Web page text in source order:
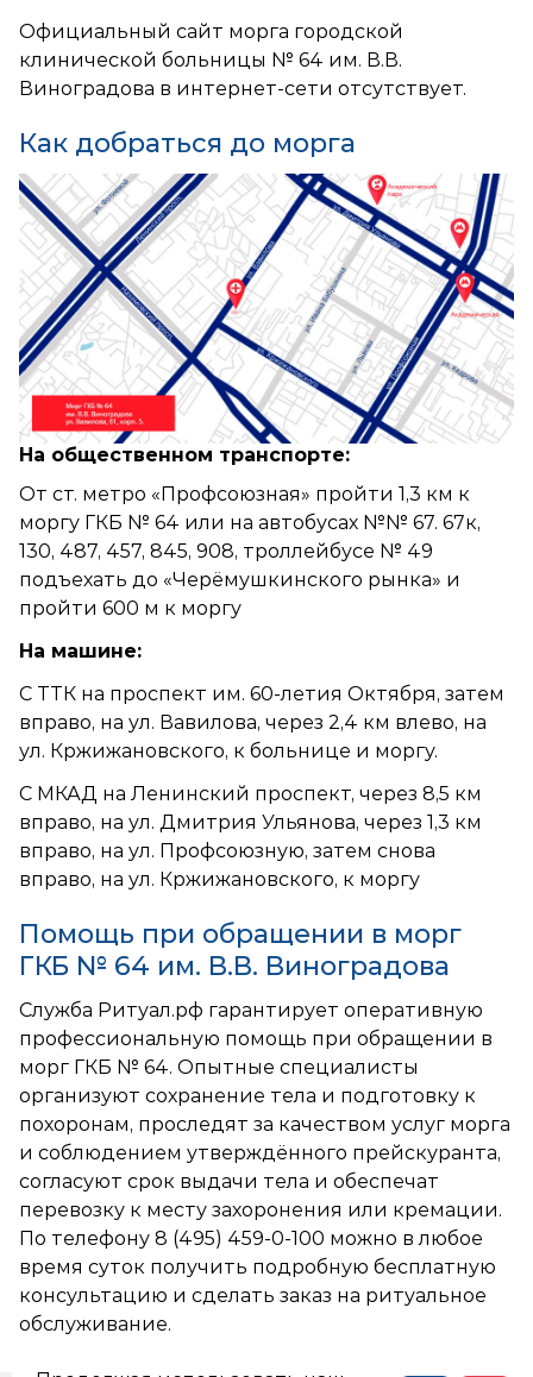
Официальный сайт морга городской
клинической больницы № 64 им. В.В.
Виноградова в интернет-сети отсутствует.
Как добраться до морга
На общественном транспорте:
От ст. метро «Профсоюзная» пройти 1,3 км к
моргу ГКБ № 64 или на автобусах №№ 67. 67к,
130, 487, 457, 845, 908, троллейбусе № 49
подъехать до «Черёмушкинского рынка» и
пройти 600 м к моргу
На машине:
С ТТК на проспект им. 60-летия Октября, затем
вправо, на ул. Вавилова, через 2,4 км влево, на
ул. Кржижановского, к больнице и моргу.
С МКАД на Ленинский проспект, через 8,5 км
вправо, на ул. Дмитрия Ульянова, через 1,3 км
вправо, на ул. Профсоюзную, затем снова
вправо, на ул. Кржижановского, к моргу
Помощь при обращении в морг
ГКБ № 64 им. В.В. Виноградова
Служба Ритуал.рф гарантирует оперативную
профессиональную помощь при обращении в
морг ГКБ № 64. Опытные специалисты
организуют сохранение тела и подготовку к
похоронам, проследят за качеством услуг морга
и соблюдением утверждённого прейскуранта,
согласуют срок выдачи тела и обеспечат
перевозку к месту захоронения или кремации.
По телефону 8 (495) 459-0-100 можно в любое
время суток получить подробную бесплатную
консультацию и сделать заказ на ритуальное
обслуживание.